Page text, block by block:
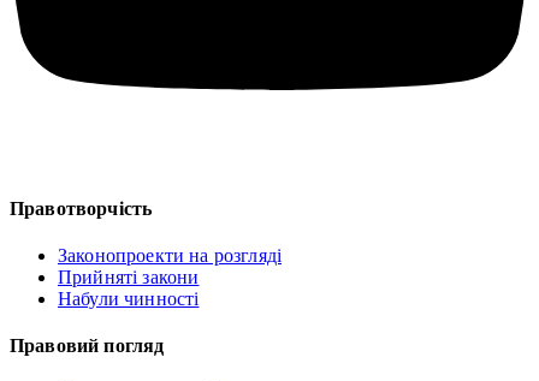
Правотворчість
Законопроекти на розгляді
Прийняті закони
Набули чинності
Правовий погляд